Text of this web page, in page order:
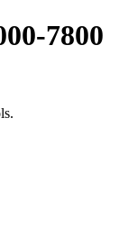
7800